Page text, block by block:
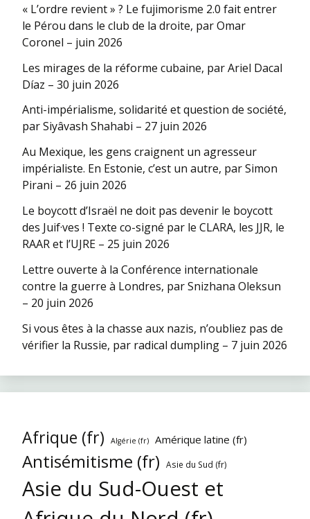
« L’ordre revient » ? Le fujimorisme 2.0 fait entrer
le Pérou dans le club de la droite, par Omar
Coronel – juin 2026
Les mirages de la réforme cubaine, par Ariel Dacal
Díaz – 30 juin 2026
Anti-impérialisme, solidarité et question de société,
par Siyâvash Shahabi – 27 juin 2026
Au Mexique, les gens craignent un agresseur
impérialiste. En Estonie, c’est un autre, par Simon
Pirani – 26 juin 2026
Le boycott d’Israël ne doit pas devenir le boycott
des Juif·ves ! Texte co-signé par le CLARA, les JJR, le
RAAR et l’UJRE – 25 juin 2026
Lettre ouverte à la Conférence internationale
contre la guerre à Londres, par Snizhana Oleksun
– 20 juin 2026
Si vous êtes à la chasse aux nazis, n’oubliez pas de
vérifier la Russie, par radical dumpling – 7 juin 2026
Afrique (fr) Algérie (fr) Amérique latine (fr)
Antisémitisme (fr) Asie du Sud (fr)
Asie du Sud-Ouest et